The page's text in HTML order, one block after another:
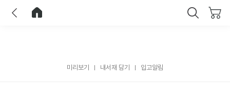
미리보기 내서재 담기 입고알림